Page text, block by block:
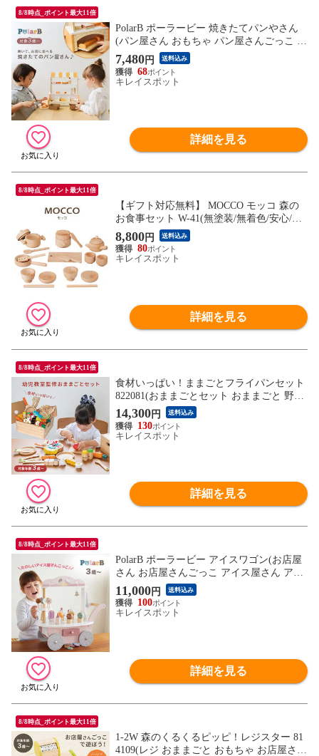
8/8時点_ポイント最大11倍
PolarB ポーラービー 焼きたてパンやさん
(パン屋さん おもちゃ パン屋さんごっこ お
店屋さんごっこ お店屋さん)
7,480円 送料込み
68
キレイスポット
詳細を見る
8/8時点_ポイント最大11倍
【ギフト対応無料】 MOCCO モッコ 森の
お食事セット W-41(無塗装/無着色/安心/日
本製/おままごとセット/出産内祝/木のおも
ちゃ/木)
8,800円 送料込み
80
キレイスポット
詳細を見る
8/8時点_ポイント最大11倍
食材いっぱい！ままごとフライパンセット
822081(おままごとセット おままごと 野菜
果物 肉 フライパン 包丁) 1-2W
14,300円 送料込み
130
キレイスポット
詳細を見る
8/8時点_ポイント最大11倍
PolarB ポーラービー アイスワゴン(お店屋
さん お店屋さんごっこ アイス屋さん アイ
スクリーム屋さん おもちゃ ごっこ遊び お
ままごと ままごと おままごとセット まま
ごとセット 女の子 3歳 誕生日プレゼント)
11,000円 送料込み
100
キレイスポット
詳細を見る
8/8時点_ポイント最大11倍
1-2W 森のくるくるピッピ！レジスター 81
4109(レジ おままごと おもちゃ お店屋さん